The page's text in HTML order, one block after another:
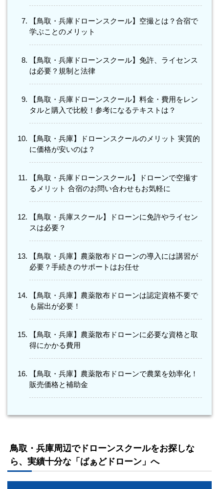
【鳥取・兵庫ドローンスクール】空撮とは？合宿で
学ぶことのメリット
【鳥取・兵庫ドローンスクール】免許、ライセンス
は必要？規制と法律
【鳥取・兵庫ドローンスクール】料金・費用をレン
タルと購入で比較！参考になるテキストは？
【鳥取・兵庫】ドローンスクールのメリット 実質的
に価格が安いのは？
【鳥取・兵庫ドローンスクール】ドローンで空撮す
るメリット 合宿のお問い合わせもお気軽に
【鳥取・兵庫スクール】ドローンに免許やライセン
スは必要？
【鳥取・兵庫】農薬散布ドローンの導入には講習が
必要？手続きのサポートはお任せ
【鳥取・兵庫】農薬散布ドローンは認定資格不要で
も届出が必要！
【鳥取・兵庫】農薬散布ドローンに必要な資格と取
得にかかる費用
【鳥取・兵庫】農薬散布ドローンで農業を効率化！
販売価格と補助金
鳥取・兵庫周辺でドローンスクールをお探しな
ら、実績十分な「ばぁどドローン」へ